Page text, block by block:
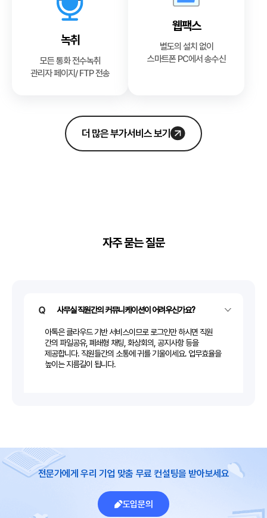
녹취
모든 통화 전수녹취
관리자 페이지/ FTP 전송
웹팩스
별도의 설치 없이
스마트폰 PC에서 송수신
더 많은 부가서비스 보기
자주 묻는 질문
사무실 직원간의 커뮤니케이션이 어려우신가요?
아톡은 클라우드 기반 서비스이므로 로그인만 하시면 직원
간의 파일공유, 폐쇄형 채팅, 화상회의, 공지사항 등을
제공합니다. 직원들간의 소통에 귀를 기울이세요. 업무효율을
높이는 지름길이 됩니다.
전문가에게 우리 기업 맞춤 무료 컨설팅을 받아보세요
도입문의